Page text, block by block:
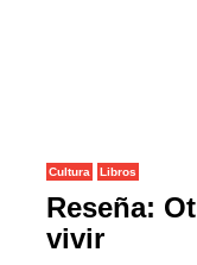
Cultura Libros
Reseña:
vivir